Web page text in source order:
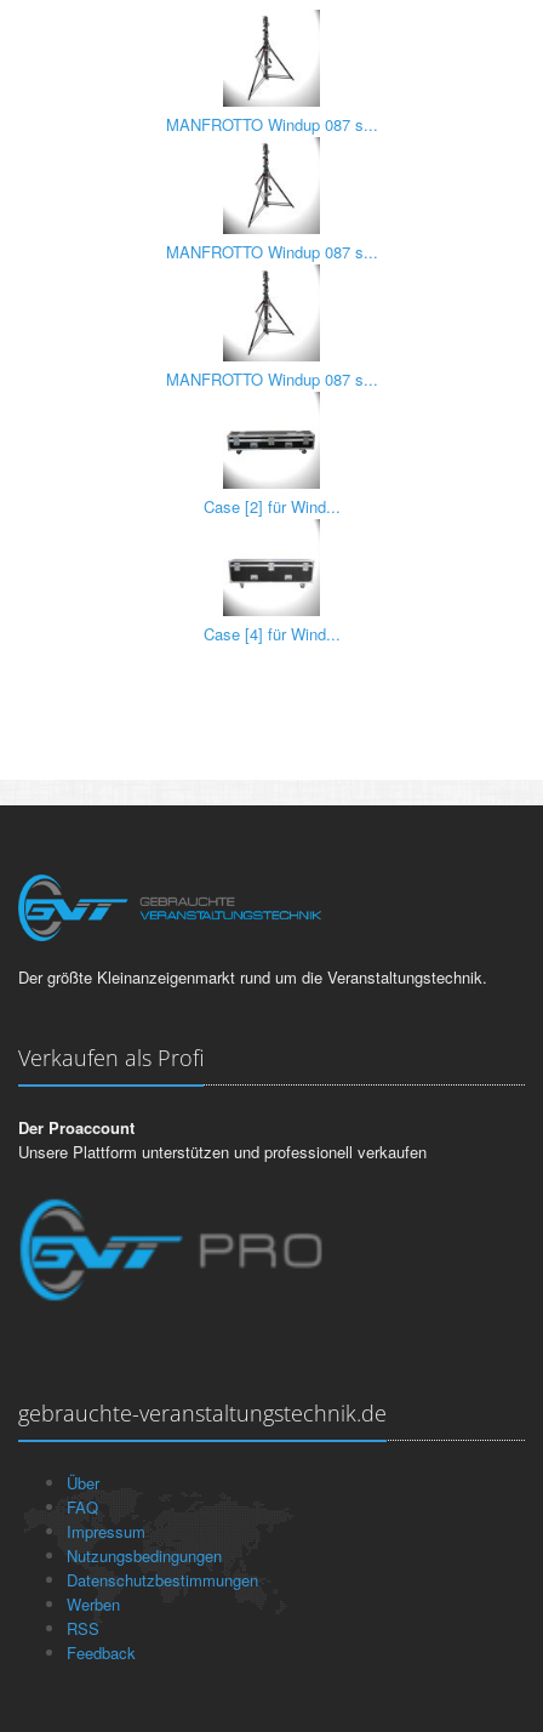
MANFROTTO Windup 087 s...
MANFROTTO Windup 087 s...
MANFROTTO Windup 087 s...
Case [2] für Wind...
Case [4] für Wind...
Der größte Kleinanzeigenmarkt rund um die Veranstaltungstechnik.
Verkaufen als Profi
Der Proaccount
Unsere Plattform unterstützen und professionell verkaufen
gebrauchte-veranstaltungstechnik.de
Über
FAQ
Impressum
Nutzungsbedingungen
Datenschutzbestimmungen
Werben
RSS
Feedback